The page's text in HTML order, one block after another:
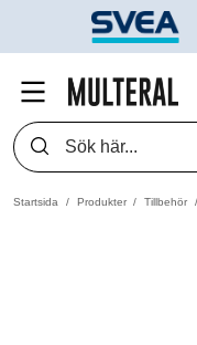
Startsida Produkter Tillbehör